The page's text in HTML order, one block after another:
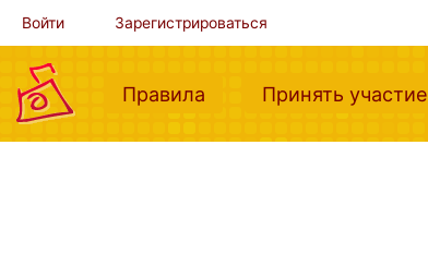
Войти Зарегистрироваться
Правила (current)Принять участие